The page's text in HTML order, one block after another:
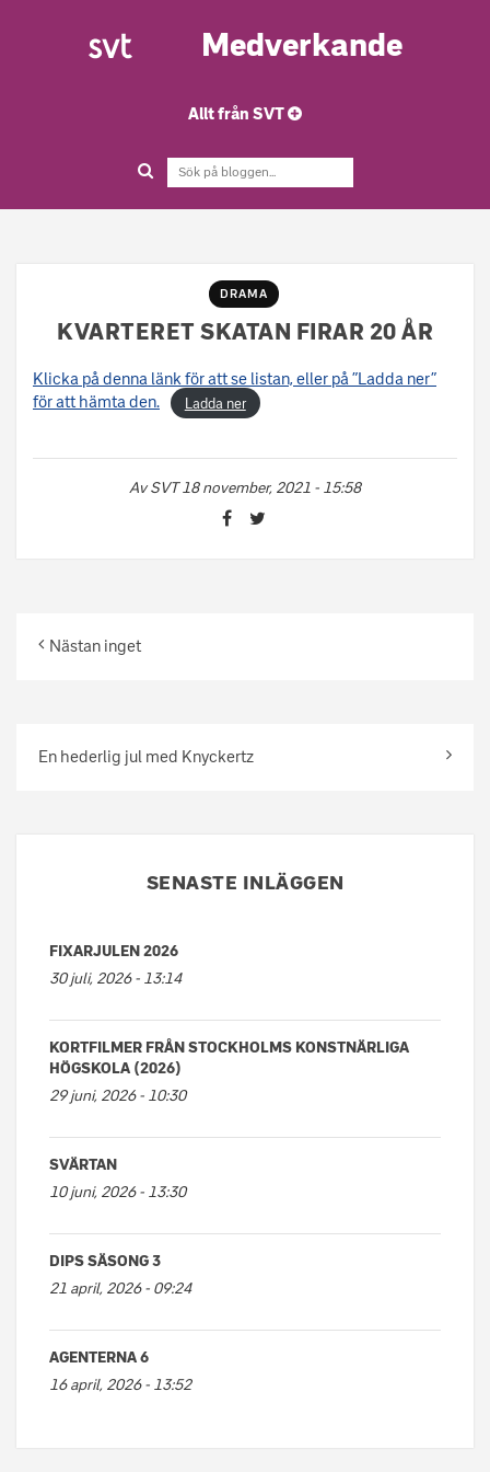
Medverkande
Allt från SVT
DRAMA
KVARTERET SKATAN FIRAR 20 ÅR
Klicka på denna länk för att se listan, eller på ”Ladda ner”
för att hämta den.
Ladda ner
AvSVT 18 november, 2021 - 15:58
Nästan inget
En hederlig jul med Knyckertz
SENASTE INLÄGGEN
FIXARJULEN 2026
30 juli, 2026 - 13:14
KORTFILMER FRÅN STOCKHOLMS KONSTNÄRLIGA
HÖGSKOLA (2026)
29 juni, 2026 - 10:30
SVÄRTAN
10 juni, 2026 - 13:30
DIPS SÄSONG 3
21 april, 2026 - 09:24
AGENTERNA 6
16 april, 2026 - 13:52